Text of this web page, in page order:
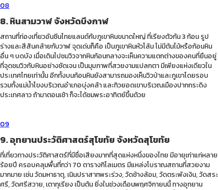
08
8. หินสามวาฬ จังหวัดบึงกาฬ
สถานที่ท่องเที่ยวอันซีนไทยแลนด์กับภูเขาหินขนาดใหญ่ ที่เรียงตัวกัน 3 ก้อน รูป
ร่างและสีสันคล้ายกับวาฬ จุดเด่นก็คือ เป็นภูเขาหินหัวโล้น ไม่มีต้นไม้หรือก้อนหิน
อื่น ๆ บดบัง เมื่อเดินไปชมวิวจากหินก้อนกลางจะเห็นความแตกต่างของคนที่ยืนอยู่
ที่จุดชมวิวกับหินอย่างชัดเจน เป็นมุมภาพที่สวยงามแปลกตา มีเพียงแห่งเดียวใน
ประเทศไทยเท่านั้น อีกทั้งบนก้อนหินยังสามารถมองเห็นวิวป่าและภูเขาโดยรอบ
รวมทั้งแม่น้ำโขงบริเวณอำเภอบุ่งคล้า และทิวยอดเขาบริเวณเมืองปากกระดิง
ประเทศลาว ถ้ามาตอนเช้า ก็จะได้ชมพระอาทิตย์ขึ้นด้วย
09
9. อุทยานประวัติศาสตร์สุโขทัย จังหวัดสุโขทัย
ที่เที่ยวทางประวัติศาสตร์ที่มีชื่อเสียงมากที่สุดแห่งหนึ่งของไทย มีอายุเก่าแก่หลาย
ร้อยปี ครอบคลุมพื้นที่กว่า 70 ตารางกิโลเมตร มีแหล่งโบราณสถานที่สวยงาม
มากมาย เช่น วัดมหาธาตุ, เนินปราสาทพระร่วง, วัดช้างล้อม, วัดตระพังเงิน, วัดสระ
ศรี, วัดศรีสวาย, เตาทุเรียง เป็นต้น ยิ่งในช่วงเดือนพฤศจิกายนนี้ ทางอุทยาน